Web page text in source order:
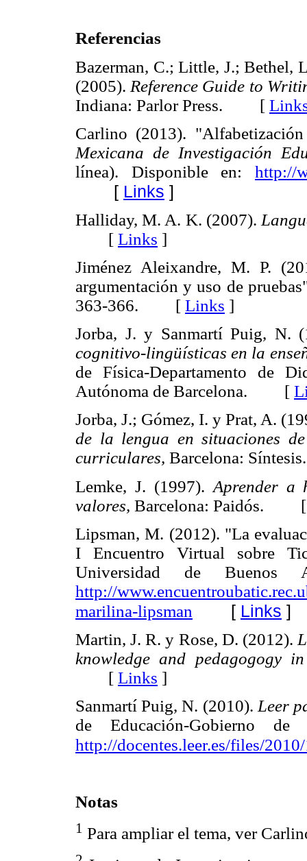
Referencias
Bazerman, C.; Little, J.; Bethel,
(2005). Reference Guide to
Indiana: Parlor Press. [
Carlino (2013).
Mexicana de Investigación
línea). Disponible en: http://
[ Links ]
Halliday, M. A. K. (2007).
[ Links ]
Jiménez Aleixandre, M. P.
argumentación y uso de
363-366. [ Links ]
Jorba, J. y Sanmartí Puig, N.
cognitivo-lingüísticas en la
de Física-Departamento de
Autónoma de Barcelona. [
Jorba, J.; Gómez, I. y Prat, A.
de la lengua en situaciones
curriculares, Barcelona:
Lemke, J. (1997). Aprender a
valores, Barcelona: Paidós.
Lipsman, M. (2012). "La
I Encuentro Virtual sobre
Universidad de Buenos
http://
marilina-lipsman [ Links ]
Martin, J. R. y Rose, D. (2012).
knowledge and pedagogogy
[ Links ]
Sanmartí Puig, N. (2010). Leer
de Educación-Gobierno
http://docentes.leer.es/files/
Notas
1 Para ampliar el tema, ver